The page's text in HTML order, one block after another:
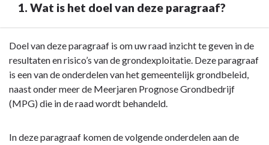
1. Wat is het doel van deze paragraaf?
Terug
naar
navigatie
Paragraaf
Grondbeleid
Doel van deze paragraaf is om uw raad inzicht te geven in de
resultaten en risico’s van de grondexploitatie. Deze paragraaf
is een van de onderdelen van het gemeentelijk grondbeleid,
naast onder meer de Meerjaren Prognose Grondbedrijf
(MPG) die in de raad wordt behandeld.
In deze paragraaf komen de volgende onderdelen aan de